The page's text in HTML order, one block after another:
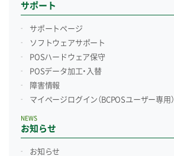
サポート
サポートページ
ソフトウェアサポート
POSハードウェア保守
POSデータ加工・入替
障害情報
マイページログイン （BCPOSユーザー専用）
お知らせ
NEWS
お知らせ